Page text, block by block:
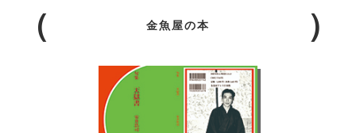
金魚屋の本